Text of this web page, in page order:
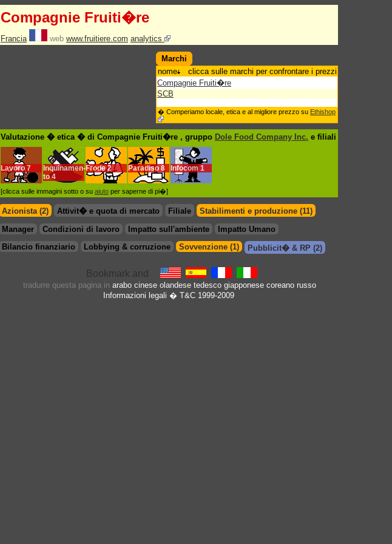
Compagnie Fruiti�re
Francia web www.fruitiere.com analytics
Marchi
nome
clicca sulle marchi per confrontare i prezzi
Compagnie Fruiti�re
SCB
� Comperiamo locale, etica e al migliore prezzo su Ethishop
Valutazione � etica � di Compagnie Fruiti�re , gruppo Dole Food Company Inc. e filiali
Lavoro 7
Inquinamen-
to 4
Frode 2 Paradiso 8 Infocom 1
[clicca sulle immagini sotto o su aiuto per saperne di pi�]
Azionista (2) Attivit� e quota di mercato Filiale
Stabilimenti e produzione (11)
Manager
Condizioni di lavoro Impatto sull'ambiente
Impatto Umano
Bilancio finanziario
Lobbying & corruzione Sovvenzione (1) Pubblicit� & RP (2)
tradurre questa pagina in arabo cinese olandese tedesco giapponese coreano russo
Informazioni legali � T&C 1999-2009